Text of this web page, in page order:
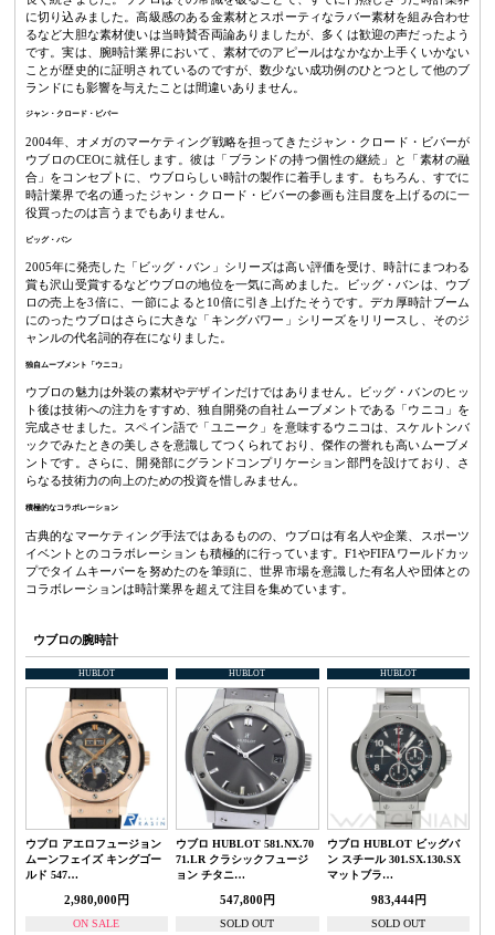
に切り込みました。高級感のある金素材とスポーティなラバー素材を組み合わせ
るなど大胆な素材使いは当時賛否両論ありましたが、多くは歓迎の声だったよう
です。実は、腕時計業界において、素材でのアピールはなかなか上手くいかない
ことが歴史的に証明されているのですが、数少ない成功例のひとつとして他のブ
ランドにも影響を与えたことは間違いありません。
ジャン・クロード・ビバー
2004年、オメガのマーケティング戦略を担ってきたジャン・クロード・ビバーが
ウブロのCEOに就任します。彼は「ブランドの持つ個性の継続」と「素材の融
合」をコンセプトに、ウブロらしい時計の製作に着手します。もちろん、すでに
時計業界で名の通ったジャン・クロード・ビバーの参画も注目度を上げるのに一
役買ったのは言うまでもありません。
ビッグ・バン
2005年に発売した「ビッグ・バン」シリーズは高い評価を受け、時計にまつわる
賞も沢山受賞するなどウブロの地位を一気に高めました。ビッグ・バンは、ウブ
ロの売上を3倍に、一節によると10倍に引き上げたそうです。デカ厚時計ブーム
にのったウブロはさらに大きな「キングパワー」シリーズをリリースし、そのジ
ャンルの代名詞的存在になりました。
独自ムーブメント「ウニコ」
ウブロの魅力は外装の素材やデザインだけではありません。ビッグ・バンのヒッ
ト後は技術への注力をすすめ、独自開発の自社ムーブメントである「ウニコ」を
完成させました。スペイン語で「ユニーク」を意味するウニコは、スケルトンバ
ックでみたときの美しさを意識してつくられており、傑作の誉れも高いムーブメ
ントです。さらに、開発部にグランドコンプリケーション部門を設けており、さ
らなる技術力の向上のための投資を惜しみません。
積極的なコラボレーション
古典的なマーケティング手法ではあるものの、ウブロは有名人や企業、スポーツ
イベントとのコラボレーションも積極的に行っています。F1やFIFAワールドカッ
プでタイムキーパーを努めたのを筆頭に、世界市場を意識した有名人や団体との
コラボレーションは時計業界を超えて注目を集めています。
ウブロの腕時計
HUBLOT
ウブロ アエロフュージョン
ムーンフェイズ キングゴー
ルド 547…
2,980,000円
ON SALE
HUBLOT
ウブロ HUBLOT 581.NX.70
71.LR クラシックフュージ
ョン チタニ…
547,800円
SOLD OUT
HUBLOT
ウブロ HUBLOT ビッグバ
ン スチール 301.SX.130.SX
マットブラ…
983,444円
SOLD OUT